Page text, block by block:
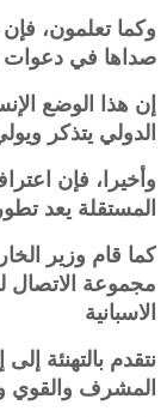
وكما تعلمون،
صداها في دعوات
إن هذا الوضع
الدولي يتذكر
وأخيرا، فإن
المستقلة يعد
كما قام وزير
مجموعة الاتصال
‏الاسبانية
نتقدم بالتهنئة
المشرف والقوي